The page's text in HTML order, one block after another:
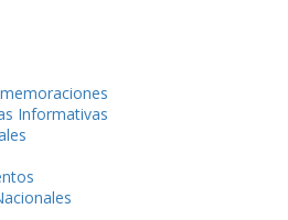
Informativas